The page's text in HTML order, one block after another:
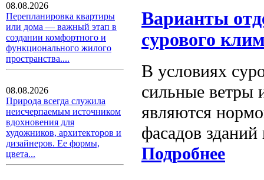
08.08.2026
Перепланировка квартиры
или дома — важный этап в
создании комфортного и
функционального жилого
пространства....
08.08.2026
Природа всегда служила
неисчерпаемым источником
вдохновения для
художников, архитекторов и
дизайнеров. Ее формы,
цвета...
Варианты
сурового
В условиях
сильные ветры
являются
фасадов
Подробнее